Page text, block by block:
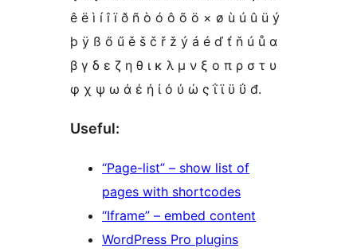
ê ë ì í î ï ð ñ ò ó ô õ ö × ø ù ú û ü ý
þ ÿ ß ő ű ě š č ř ž ý á é ď ť ň ú ů α
β γ δ ε ζ η θ ι κ λ μ ν ξ ο π ρ σ τ υ
φ χ ψ ω ά έ ή ί ό ύ ώ ς ΐ ϊ ϋ ΰ đ.
Useful:
“Page-list” – show list of
pages with shortcodes
“Iframe” – embed content
WordPress Pro plugins